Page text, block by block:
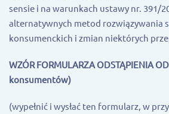
sensie i na warunkach ustawy nr. 391/
alternatywnych metod rozwiązywania
konsumenckich i zmian niektórych
WZÓR FORMULARZA ODSTĄPIENIA
konsumentów)
(wypełnić i wysłać ten formularz, w